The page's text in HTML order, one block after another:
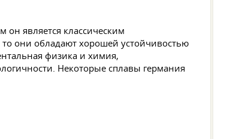
он является классическим
то они обладают хорошей устойчивостью
физика и химия,
Некоторые сплавы германия